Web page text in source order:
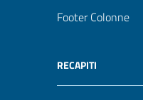
Footer Colonne
RECAPITI